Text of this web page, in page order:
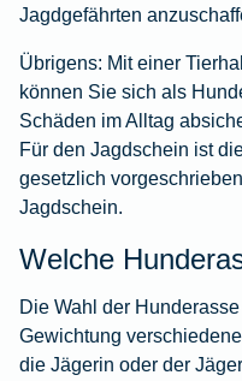
Jagdgefährten
Übrigens: Mit einer
können Sie sich als
Schäden im Alltag
Für den Jagdschein ist
gesetzlich
Jagdschein.
Welche
Die Wahl der
Gewichtung
die Jägerin oder der